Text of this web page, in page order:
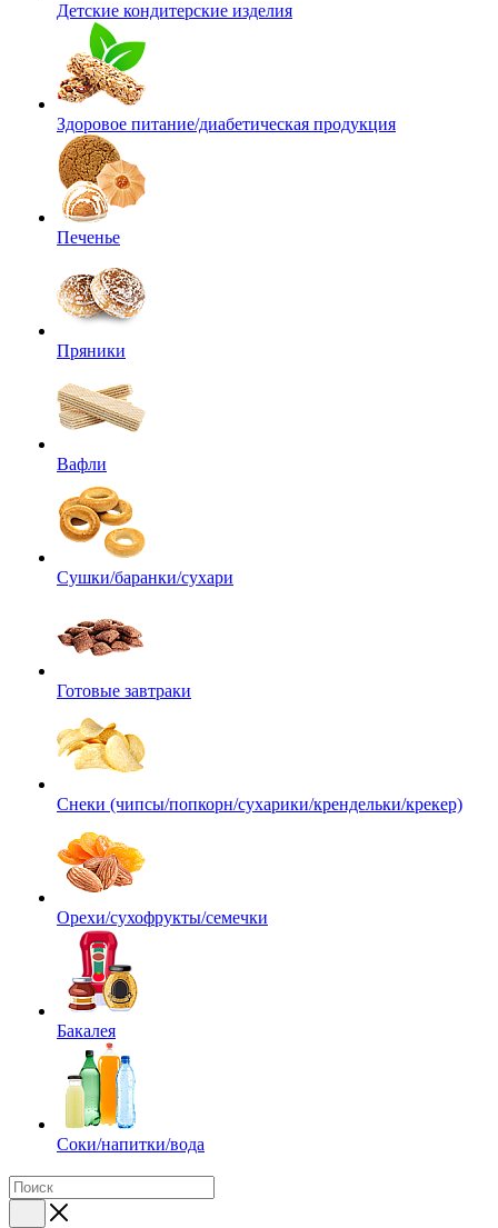
Детские кондитерские изделия
Здоровое питание/диабетическая продукция
Печенье
Пряники
Вафли
Сушки/баранки/сухари
Готовые завтраки
Снеки (чипсы/попкорн/сухарики/крендельки/крекер)
Орехи/сухофрукты/семечки
Бакалея
Соки/напитки/вода